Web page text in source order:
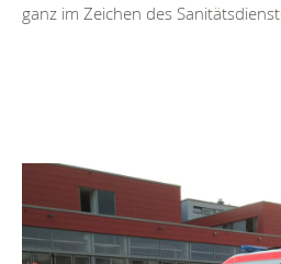
ganz im Zeichen des